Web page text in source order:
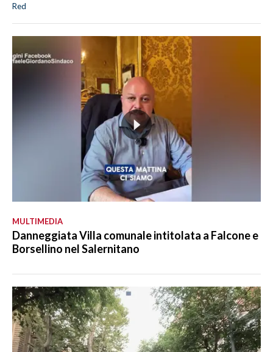
Red
MULTIMEDIA
Danneggiata Villa comunale intitolata a Falcone e
Borsellino nel Salernitano